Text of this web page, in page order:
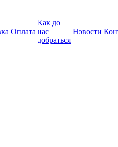
Оплата
Как до
нас
добраться
Новости